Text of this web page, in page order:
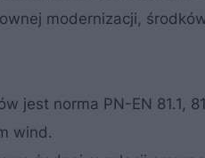
modernizacji,
jest norma PN-EN 81.1,
wind.